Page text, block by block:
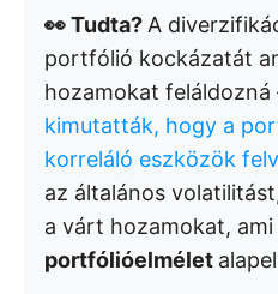
👀 Tudta? A
portfólió kockázatát
hozamokat feláldozná
kimutatták, hogy a
korreláló eszközök
az általános
a várt hozamokat, ami
portfólióelmélet